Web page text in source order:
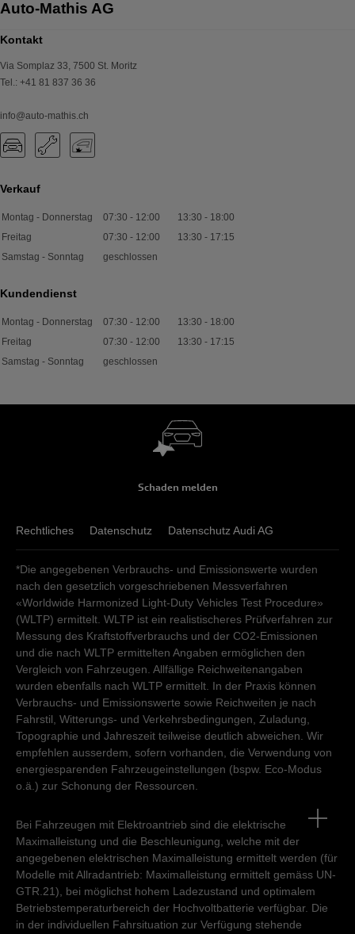
Kontakt
Via Somplaz 33, 7500 St. Moritz
Tel.: +41 81 837 36 36
info@auto-mathis.ch
Verkauf
Montag - Donnerstag 07:30 - 12:00 13:30 - 18:00
Freitag
07:30 - 12:00 13:30 - 17:15
Samstag - Sonntag
geschlossen
Kundendienst
Montag - Donnerstag 07:30 - 12:00 13:30 - 18:00
Freitag
07:30 - 12:00 13:30 - 17:15
Samstag - Sonntag
geschlossen
Schaden melden
Rechtliches Datenschutz Datenschutz Audi AG
*Die angegebenen Verbrauchs- und Emissionswerte wurden
nach den gesetzlich vorgeschriebenen Messverfahren
«Worldwide Harmonized Light-Duty Vehicles Test Procedure»
(WLTP) ermittelt. WLTP ist ein realistischeres Prüfverfahren zur
Messung des Kraftstoffverbrauchs und der CO2-Emissionen
und die nach WLTP ermittelten Angaben ermöglichen den
Vergleich von Fahrzeugen. Allfällige Reichweitenangaben
wurden ebenfalls nach WLTP ermittelt. In der Praxis können
Verbrauchs- und Emissionswerte sowie Reichweiten je nach
Fahrstil, Witterungs- und Verkehrsbedingungen, Zuladung,
Topographie und Jahreszeit teilweise deutlich abweichen. Wir
empfehlen ausserdem, sofern vorhanden, die Verwendung von
energiesparenden Fahrzeugeinstellungen (bspw. Eco-Modus
o.ä.) zur Schonung der Ressourcen.
Bei Fahrzeugen mit Elektroantrieb sind die elektrische
Maximalleistung und die Beschleunigung, welche mit der
angegebenen elektrischen Maximalleistung ermittelt werden (für
Modelle mit Allradantrieb: Maximalleistung ermittelt gemäss UN-
GTR.21), bei möglichst hohem Ladezustand und optimalem
Betriebstemperaturbereich der Hochvoltbatterie verfügbar. Die
in der individuellen Fahrsituation zur Verfügung stehende